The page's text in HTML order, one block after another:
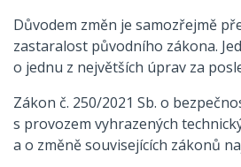
Důvodem změn je samozřejmě
zastaralost původního zákona.
o jednu z největších úprav za
Zákon č. 250/2021 Sb. o
s provozem vyhrazených
a o změně souvisejících zákonů